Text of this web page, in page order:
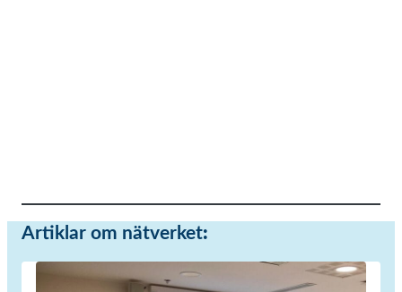
Artiklar om nätverket: